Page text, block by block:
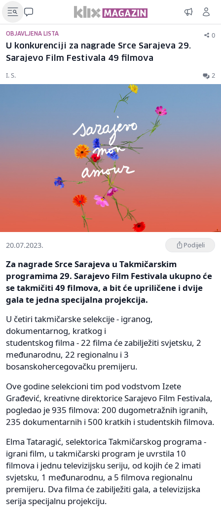
OBJAVLJENA LISTA 0
U konkurenciji za nagrade Srce Sarajeva 29.
Sarajevo Film Festivala 49 filmova
I. S. 2
20.07.2023. Podijeli
Za nagrade Srce Sarajeva u Takmičarskim
programima 29. Sarajevo Film Festivala ukupno će
se takmičiti 49 filmova, a bit će upriličene i dvije
gala te jedna specijalna projekcija.
U četiri takmičarske selekcije - igranog,
dokumentarnog, kratkog i
studentskog filma - 22 filma će zabilježiti svjetsku, 2
međunarodnu, 22 regionalnu i 3
bosanskohercegovačku premijeru.
Ove godine selekcioni tim pod vodstvom Izete
Građević, kreativne direktorice Sarajevo Film Festivala,
pogledao je 935 filmova: 200 dugometražnih igranih,
235 dokumentarnih i 500 kratkih i studentskih filmova.
Elma Tataragić, selektorica Takmičarskog programa -
igrani film, u takmičarski program je uvrstila 10
filmova i jednu televizijsku seriju, od kojih će 2 imati
svjetsku, 1 međunarodnu, a 5 filmova regionalnu
premijeru. Dva filma će zabilježiti gala, a televizijska
serija specijalnu projekciju.